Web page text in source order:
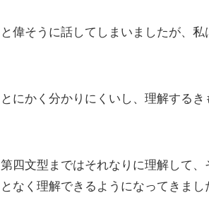
と偉そうに話してしまいましたが、
とにかく分かりにくいし、理解するき
第四文型まではそれなりに理解して
となく理解できるようになってきまし